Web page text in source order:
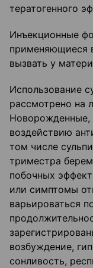
тератогенного
Инъекционные
применяющиеся
вызвать у
Использование
рассмотрено на
Новорожденные,
воздействию
том числе
триместра
побочных
или симптомы
варьироваться
возбуждение,
сонливость,